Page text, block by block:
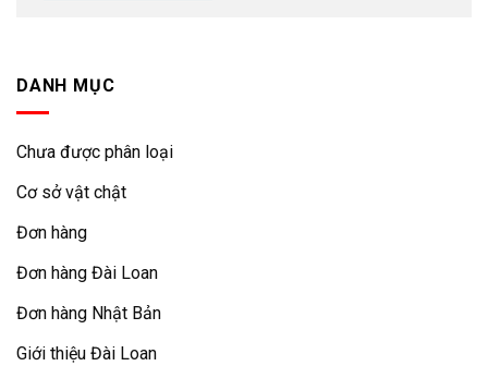
DANH MỤC
Chưa được phân loại
Cơ sở vật chật
Đơn hàng
Đơn hàng Đài Loan
Đơn hàng Nhật Bản
Giới thiệu Đài Loan